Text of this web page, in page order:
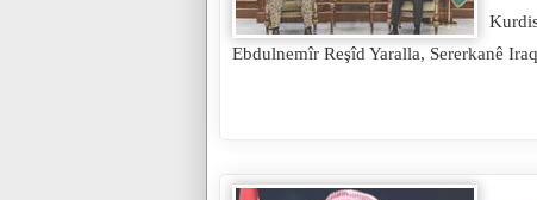
Ebdulnemîr Reşîd Yaralla, Sererkanê